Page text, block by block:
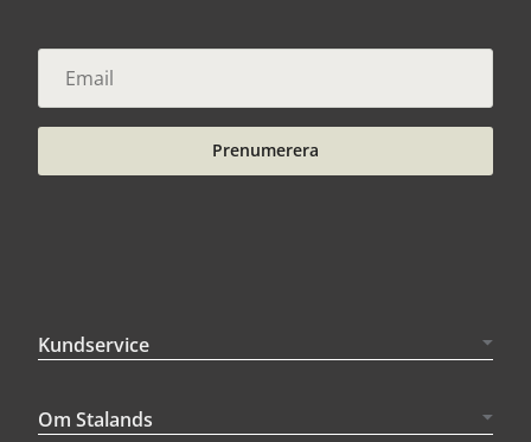
Prenumerera
Kundservice
Om Stalands